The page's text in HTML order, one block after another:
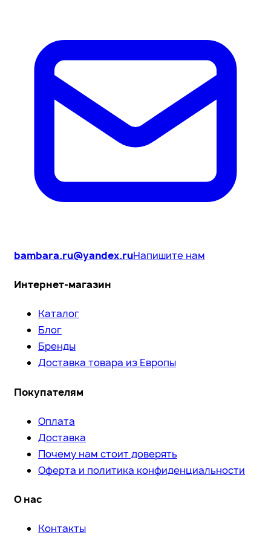
bambara.ru@yandex.ruНапишите нам
Интернет-магазин
Каталог
Блог
Бренды
Доставка товара из Европы
Покупателям
Оплата
Доставка
Почему нам стоит доверять
Оферта и политика конфиденциальности
О нас
Контакты